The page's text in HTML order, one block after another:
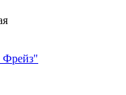
Фрейз"